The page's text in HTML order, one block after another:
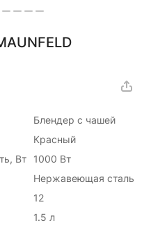
Блендер с чашей
Красный
Вт
1000 Вт
Нержавеющая сталь
12
1.5 л